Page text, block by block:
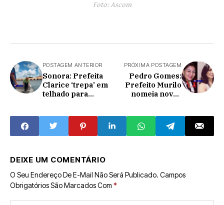
Foto: Ascom
POSTAGEM ANTERIOR
Sonora: Prefeita
Clarice ‘trepa’ em
telhado para
de barra' diz
morador
PRÓXIMA POSTAGEM
Pedro Gomes:
Prefeito Murilo
nomeia novos
municipal.
DEIXE UM COMENTÁRIO
O Seu Endereço De E-Mail Não Será Publicado. Campos
Obrigatórios São Marcados Com *